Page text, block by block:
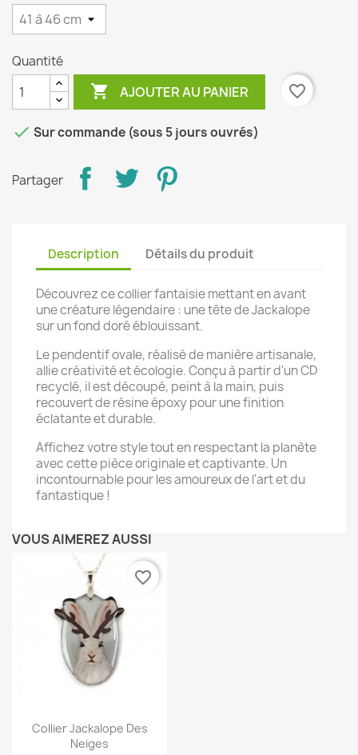
Quantité
 AJOUTER AU PANIER favorite_border
 Sur commande (sous 5 jours ouvrés)
Partager
Description Détails du produit
Découvrez ce collier fantaisie mettant en avant
une créature légendaire : une tête de Jackalope
sur un fond doré éblouissant.
Le pendentif ovale, réalisé de manière artisanale,
allie créativité et écologie. Conçu à partir d'un CD
recyclé, il est découpé, peint à la main, puis
recouvert de résine époxy pour une finition
éclatante et durable.
Affichez votre style tout en respectant la planète
avec cette pièce originale et captivante. Un
incontournable pour les amoureux de l'art et du
fantastique !
VOUS AIMEREZ AUSSI
Aperçu rapide
Collier Jackalope Des
Neiges
favorite_border